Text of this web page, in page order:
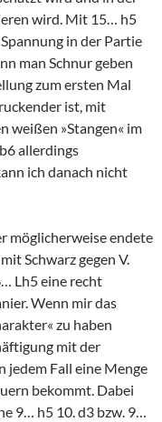
wird. Mit 15… h5
in der Partie
man Schnur geben
zum ersten Mal
ist, mit
weißen »Stangen« im
allerdings
ich danach nicht
möglicherweise endete
mit Schwarz gegen V.
Lh5 eine recht
Wenn mir das
zu haben
mit der
jedem Fall eine Menge
bekommt. Dabei
9… h5 10. d3 bzw. 9…